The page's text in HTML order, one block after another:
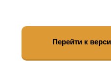
Перейти к